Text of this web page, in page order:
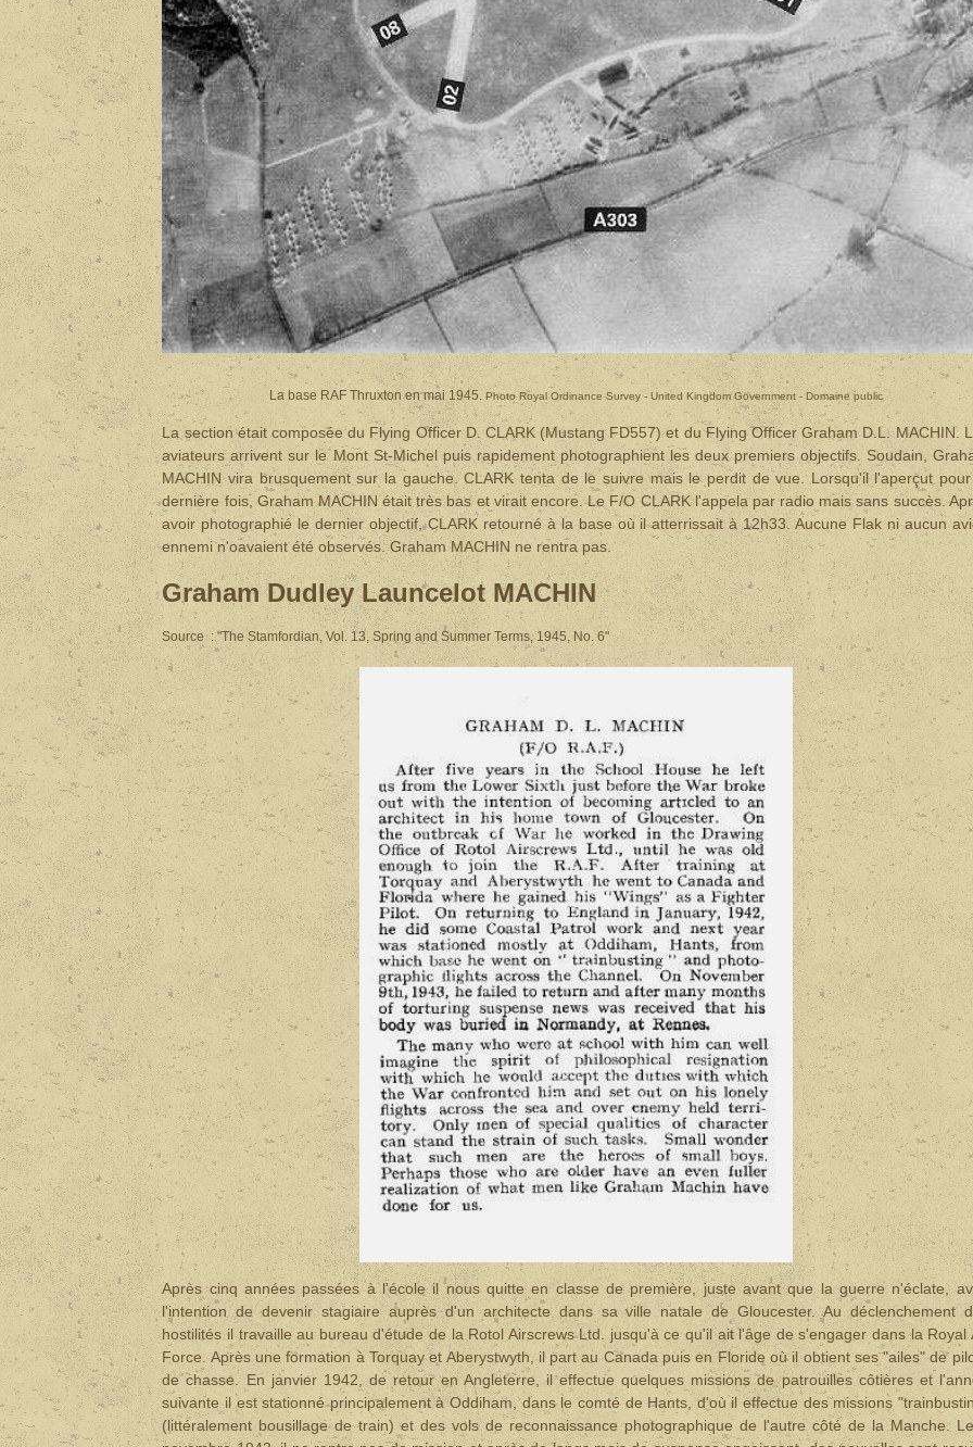
La base RAF Thruxton en mai 1945. Photo Royal Ordinance Survey - United Kingdom Government - Domaine public
La section était composée du Flying Officer D. CLARK (Mustang FD557) et du Flying Officer Graham D.L. MACHIN.
aviateurs arrivent sur le Mont St-Michel puis rapidement photographient les deux premiers objectifs. Soudain,
MACHIN vira brusquement sur la gauche. CLARK tenta de le suivre mais le perdit de vue. Lorsqu'il l'aperçut
dernière fois, Graham MACHIN était très bas et virait encore. Le F/O CLARK l'appela par radio mais sans succès.
avoir photographié le dernier objectif, CLARK retourné à la base où il atterrissait à 12h33. Aucune Flak ni aucun
ennemi n'oavaient été observés. Graham MACHIN ne rentra pas.
Graham Dudley Launcelot MACHIN
Source : "The Stamfordian, Vol. 13, Spring and Summer Terms, 1945, No. 6"
Après cinq années passées à l'école il nous quitte en classe de première, juste avant que la guerre n'éclate,
l'intention de devenir stagiaire auprès d'un architecte dans sa ville natale de Gloucester. Au déclenchement
hostilités il travaille au bureau d'étude de la Rotol Airscrews Ltd. jusqu'à ce qu'il ait l'âge de s'engager dans la Royal
Force. Après une formation à Torquay et Aberystwyth, il part au Canada puis en Floride où il obtient ses "ailes" de
de chasse. En janvier 1942, de retour en Angleterre, il effectue quelques missions de patrouilles côtières et
suivante il est stationné principalement à Oddiham, dans le comté de Hants, d'où il effectue des missions
(littéralement bousillage de train) et des vols de reconnaissance photographique de l'autre côté de la Manche.